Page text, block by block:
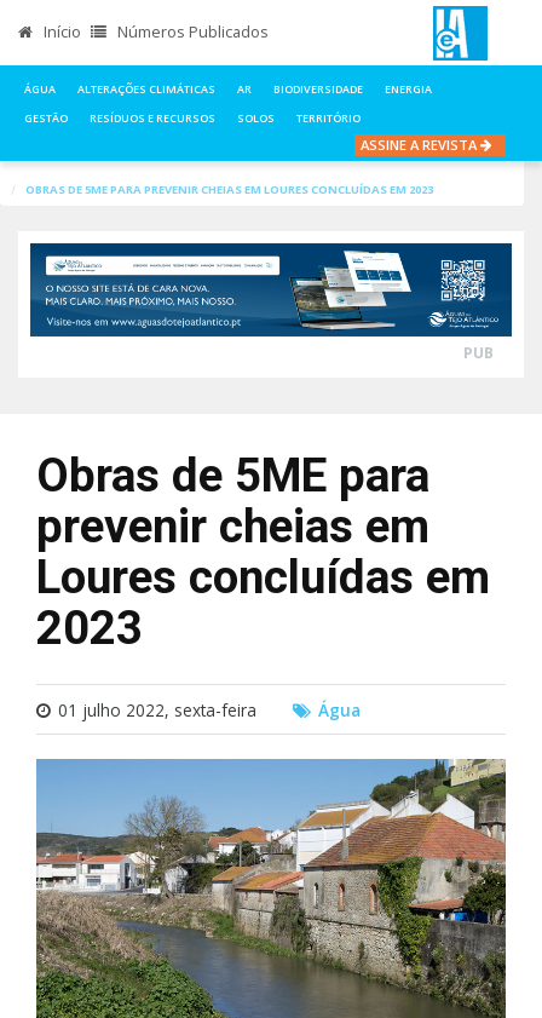
Início Números Publicados
ÁGUA ALTERAÇÕES CLIMÁTICAS AR BIODIVERSIDADE
ENERGIA
GESTÃO
RESÍDUOS E RECURSOS SOLOS TERRITÓRIO
ASSINE A REVISTA
OBRAS DE 5ME PARA PREVENIR CHEIAS EM LOURES CONCLUÍDAS EM 2023
PUB
Obras de 5ME para
prevenir cheias em
Loures concluídas em
2023
01 julho 2022, sexta-feira Água